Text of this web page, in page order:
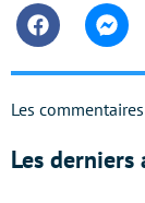
Facebook
Les
Les